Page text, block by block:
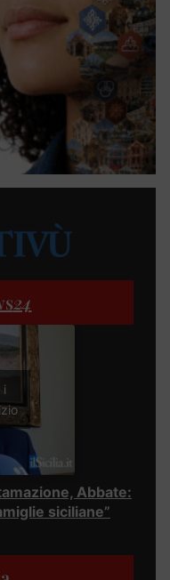
24
i
Abbate:
siciliane”